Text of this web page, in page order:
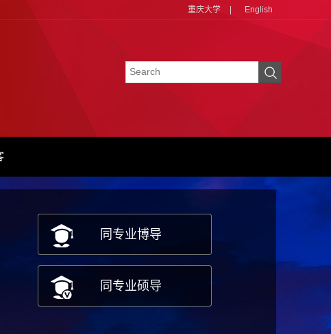
重庆大学 English
同专业博导
同专业硕导